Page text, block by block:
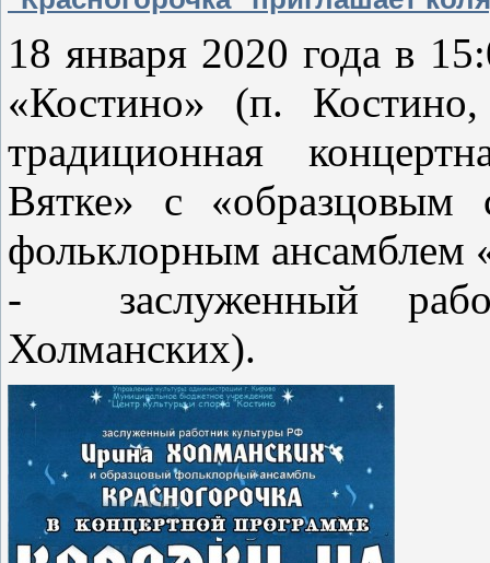
18 января 2020 года в
«Костино» (п.
традиционная
Вятке» с «образцовым
фольклорным ансамблем
- заслуженный
Холманских).